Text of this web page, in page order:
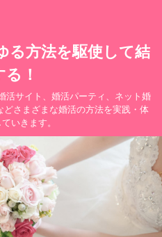
る方法を駆使して結
！
活サイト、婚活パーティ、ネット婚
さまざまな婚活の方法を実践・体
いきます。